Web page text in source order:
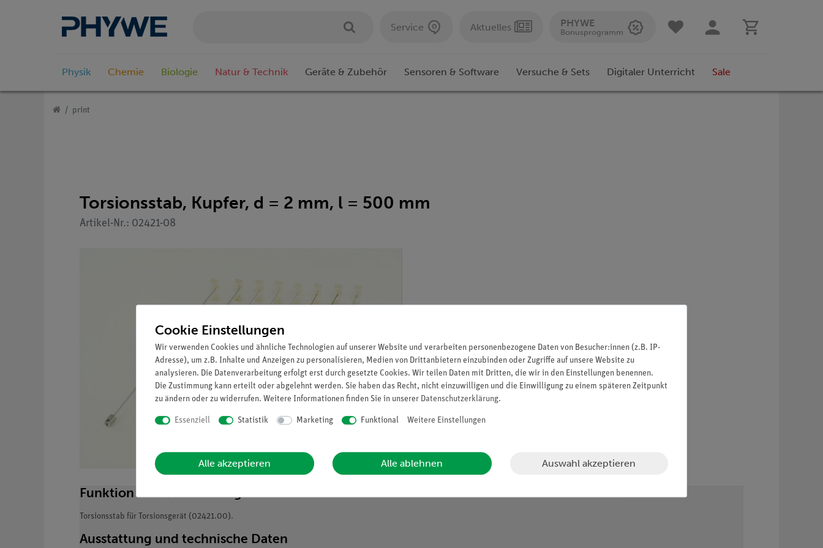
Service Aktuelles PHYWE
Bonusprogramm
Physik Chemie Biologie Natur & Technik Geräte & Zubehör Sensoren & Software Versuche & Sets Digitaler Unterricht Sale
print
Torsionsstab, Kupfer, d = 2 mm, l = 500 mm
Artikel-Nr.: 02421-08
Funktion und Verwendung
Torsionsstab für Torsionsgerät (02421.00).
Ausstattung und technische Daten
Cookie Einstellungen
Wir verwenden Cookies und ähnliche Technologien auf unserer Website und verarbeiten personenbezogene Daten von Besucher:innen (z.B. IP-
Adresse), um z.B. Inhalte und Anzeigen zu personalisieren, Medien von Drittanbietern einzubinden oder Zugriffe auf unsere Website zu
analysieren. Die Datenverarbeitung erfolgt erst durch gesetzte Cookies. Wir teilen Daten mit Dritten, die wir in den Einstellungen benennen.
Die Zustimmung kann erteilt oder abgelehnt werden. Sie haben das Recht, nicht einzuwilligen und die Einwilligung zu einem späteren Zeitpunkt
zu ändern oder zu widerrufen. Weitere Informationen finden Sie in unserer Daten­schutz­erklärung.
Essenziell Statistik Marketing Funktional Weitere Einstellungen
Alle akzeptieren Alle ablehnen Auswahl akzeptieren